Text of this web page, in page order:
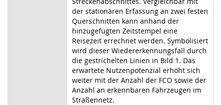
der stationären Erfassung an zwei festen
Querschnitten kann anhand der
hinzugefügten Zeitstempel eine
Reisezeit errechnet werden. Symbolisiert
wird dieser Wiedererkennungsfall durch
die gestrichelten Linien in Bild 1. Das
erwartete Nutzenpotenzial erhöht sich
weiter mit der Anzahl der FCO sowie der
Anzahl an erkennbaren Fahrzeugen im
Straßennetz.